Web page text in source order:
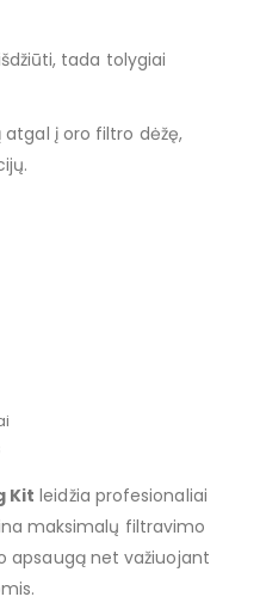
tada tolygiai
į oro filtro dėžę,
Kit leidžia profesionaliai
maksimalų filtravimo
apsaugą net važiuojant